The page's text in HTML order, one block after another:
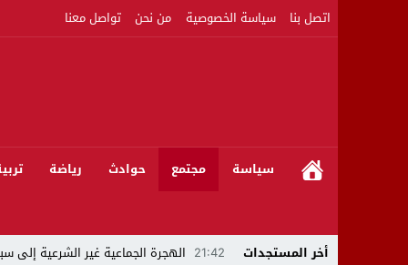
اتصل بنا سياسة الخصوصية من نحن تواصل معنا
سياسة مجتمع حوادث رياضة
أخر المستجدات 21:42 الهجرة الجماعية غير الشرعية إلى